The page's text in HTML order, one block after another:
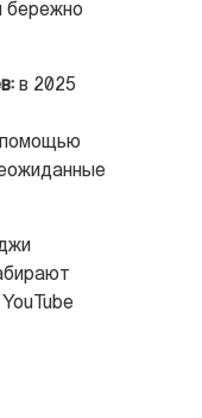
бережно
в 2025